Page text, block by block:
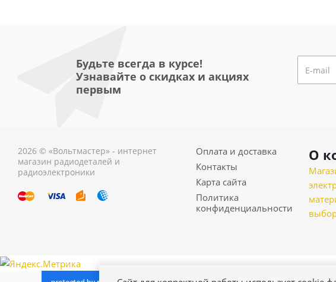
Будьте всегда в курсе!
Узнавайте о скидках и акциях
первым
2026 © «Вольтмастер» - интернет
магазин радиодеталей и
радиоэлектроники
Оплата и доставка
Контакты
Карта сайта
Политика
конфиденциальности
О